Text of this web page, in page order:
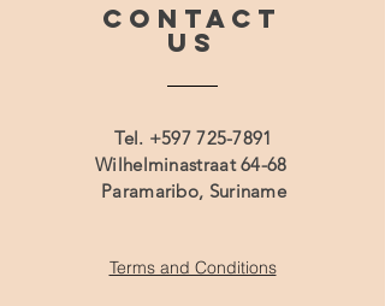
CONTACT
US
Tel. +597 725-7891
Wilhelminastraat 64-68
Paramaribo, Suriname
Terms and Conditions